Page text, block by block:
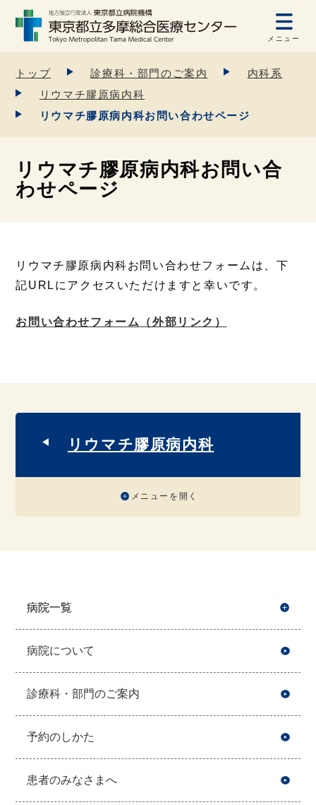
メニュー
トップ 診療科・部門のご案内
内科系
リウマチ膠原病内科
リウマチ膠原病内科お問い合わせページ
リウマチ膠原病内科お問い合
わせページ
リウマチ膠原病内科お問い合わせフォームは、下
記URLにアクセスいただけますと幸いです。
お問い合わせフォーム （外部リンク）
リウマチ膠原病内科
メニューを開く
病院一覧
病院について
診療科・部門のご案内
予約のしかた
患者のみなさまへ